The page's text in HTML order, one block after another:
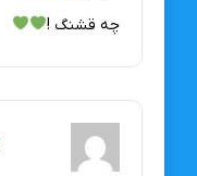
چه قشنگ !